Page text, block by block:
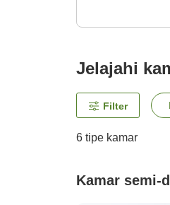
Jelajahi
Filter
6 tipe kamar
Kamar semi-